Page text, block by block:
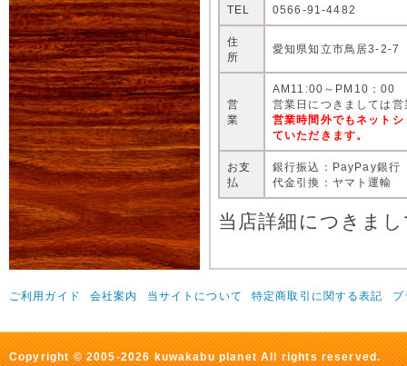
TEL 0566-91-4482
住
所
愛知県知立市鳥居3-2-7
営
業
AM11:00～PM10：00
営業日につきましては
営業時間外でもネット
ていただきます。
お支
払
銀行振込：PayPay銀行
代金引換：ヤマト運輸
当店詳細につきま
ご利用ガイド 会社案内 当サイトについて 特定商取引に関する表記 プ
Copyright © 2005-2026 kuwakabu planet All rights reserved.